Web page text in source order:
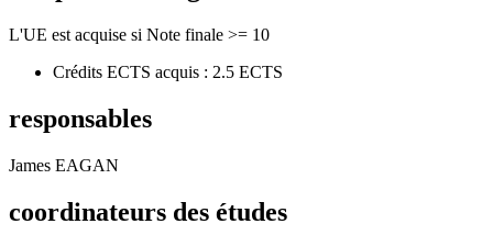
L'UE est acquise si Note finale >= 10
Crédits ECTS acquis : 2.5 ECTS
responsables
James EAGAN
coordinateurs des études